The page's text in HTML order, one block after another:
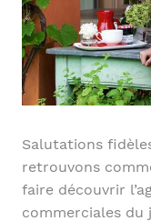
Salutations
retrouvons
faire découvrir
commerciales du